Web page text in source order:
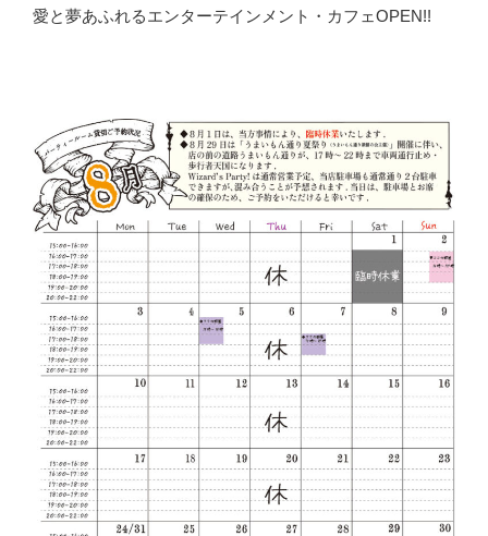
愛と夢あふれるエンターテインメント・カフェOPEN!!